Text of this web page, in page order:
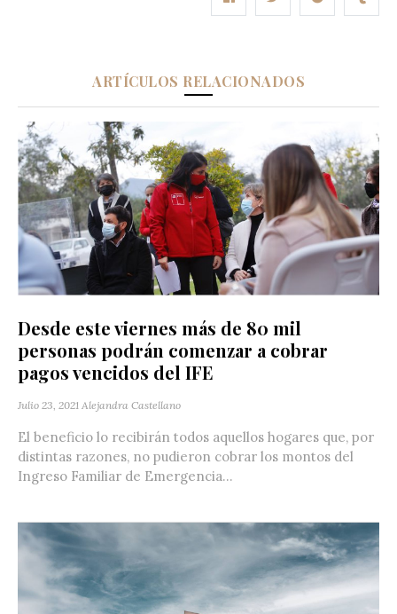
ARTÍCULOS RELACIONADOS
Desde este viernes más de 80 mil
personas podrán comenzar a cobrar
pagos vencidos del IFE
Julio 23, 2021 Alejandra Castellano
El beneficio lo recibirán todos aquellos hogares que, por
distintas razones, no pudieron cobrar los montos del
Ingreso Familiar de Emergencia...